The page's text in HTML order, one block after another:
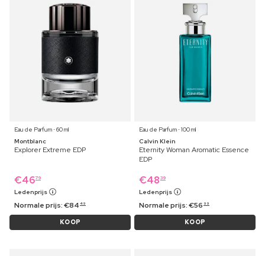
Eau de Parfum ⋅ 60 ml
Montblanc
Explorer Extreme EDP
€4679
Ledenprijs
Normale prijs:€84 49
KOOP
Eau de Parfum ⋅ 100 ml
Calvin Klein
Eternity Woman Aromatic Essence
EDP
€48 39
Ledenprijs
Normale prijs:€56 99
KOOP